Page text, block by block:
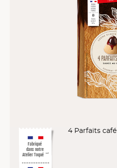
Fabriqué
dans notre
Atelier Toqué
™*
4 Parfaits café